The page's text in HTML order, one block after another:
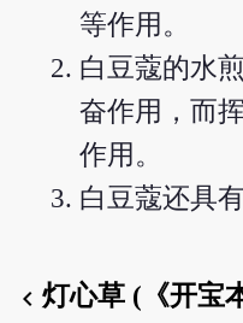
等作用。
白豆蔻的水
奋作用，而
作用。
白豆蔻还具
chevron_left灯心草 (《开宝